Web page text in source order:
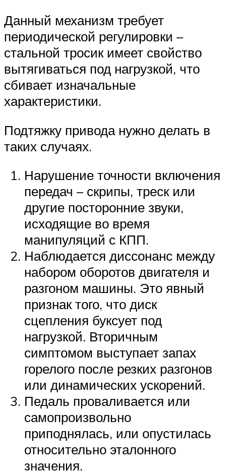
Данный механизм требует
периодической регулировки –
стальной тросик имеет свойство
вытягиваться под нагрузкой, что
сбивает изначальные
характеристики.
Подтяжку привода нужно делать в
таких случаях.
Нарушение точности включения
передач – скрипы, треск или
другие посторонние звуки,
исходящие во время
манипуляций с КПП.
Наблюдается диссонанс между
набором оборотов двигателя и
разгоном машины. Это явный
признак того, что диск
сцепления буксует под
нагрузкой. Вторичным
симптомом выступает запах
горелого после резких разгонов
или динамических ускорений.
Педаль проваливается или
самопроизвольно
приподнялась, или опустилась
относительно эталонного
значения.